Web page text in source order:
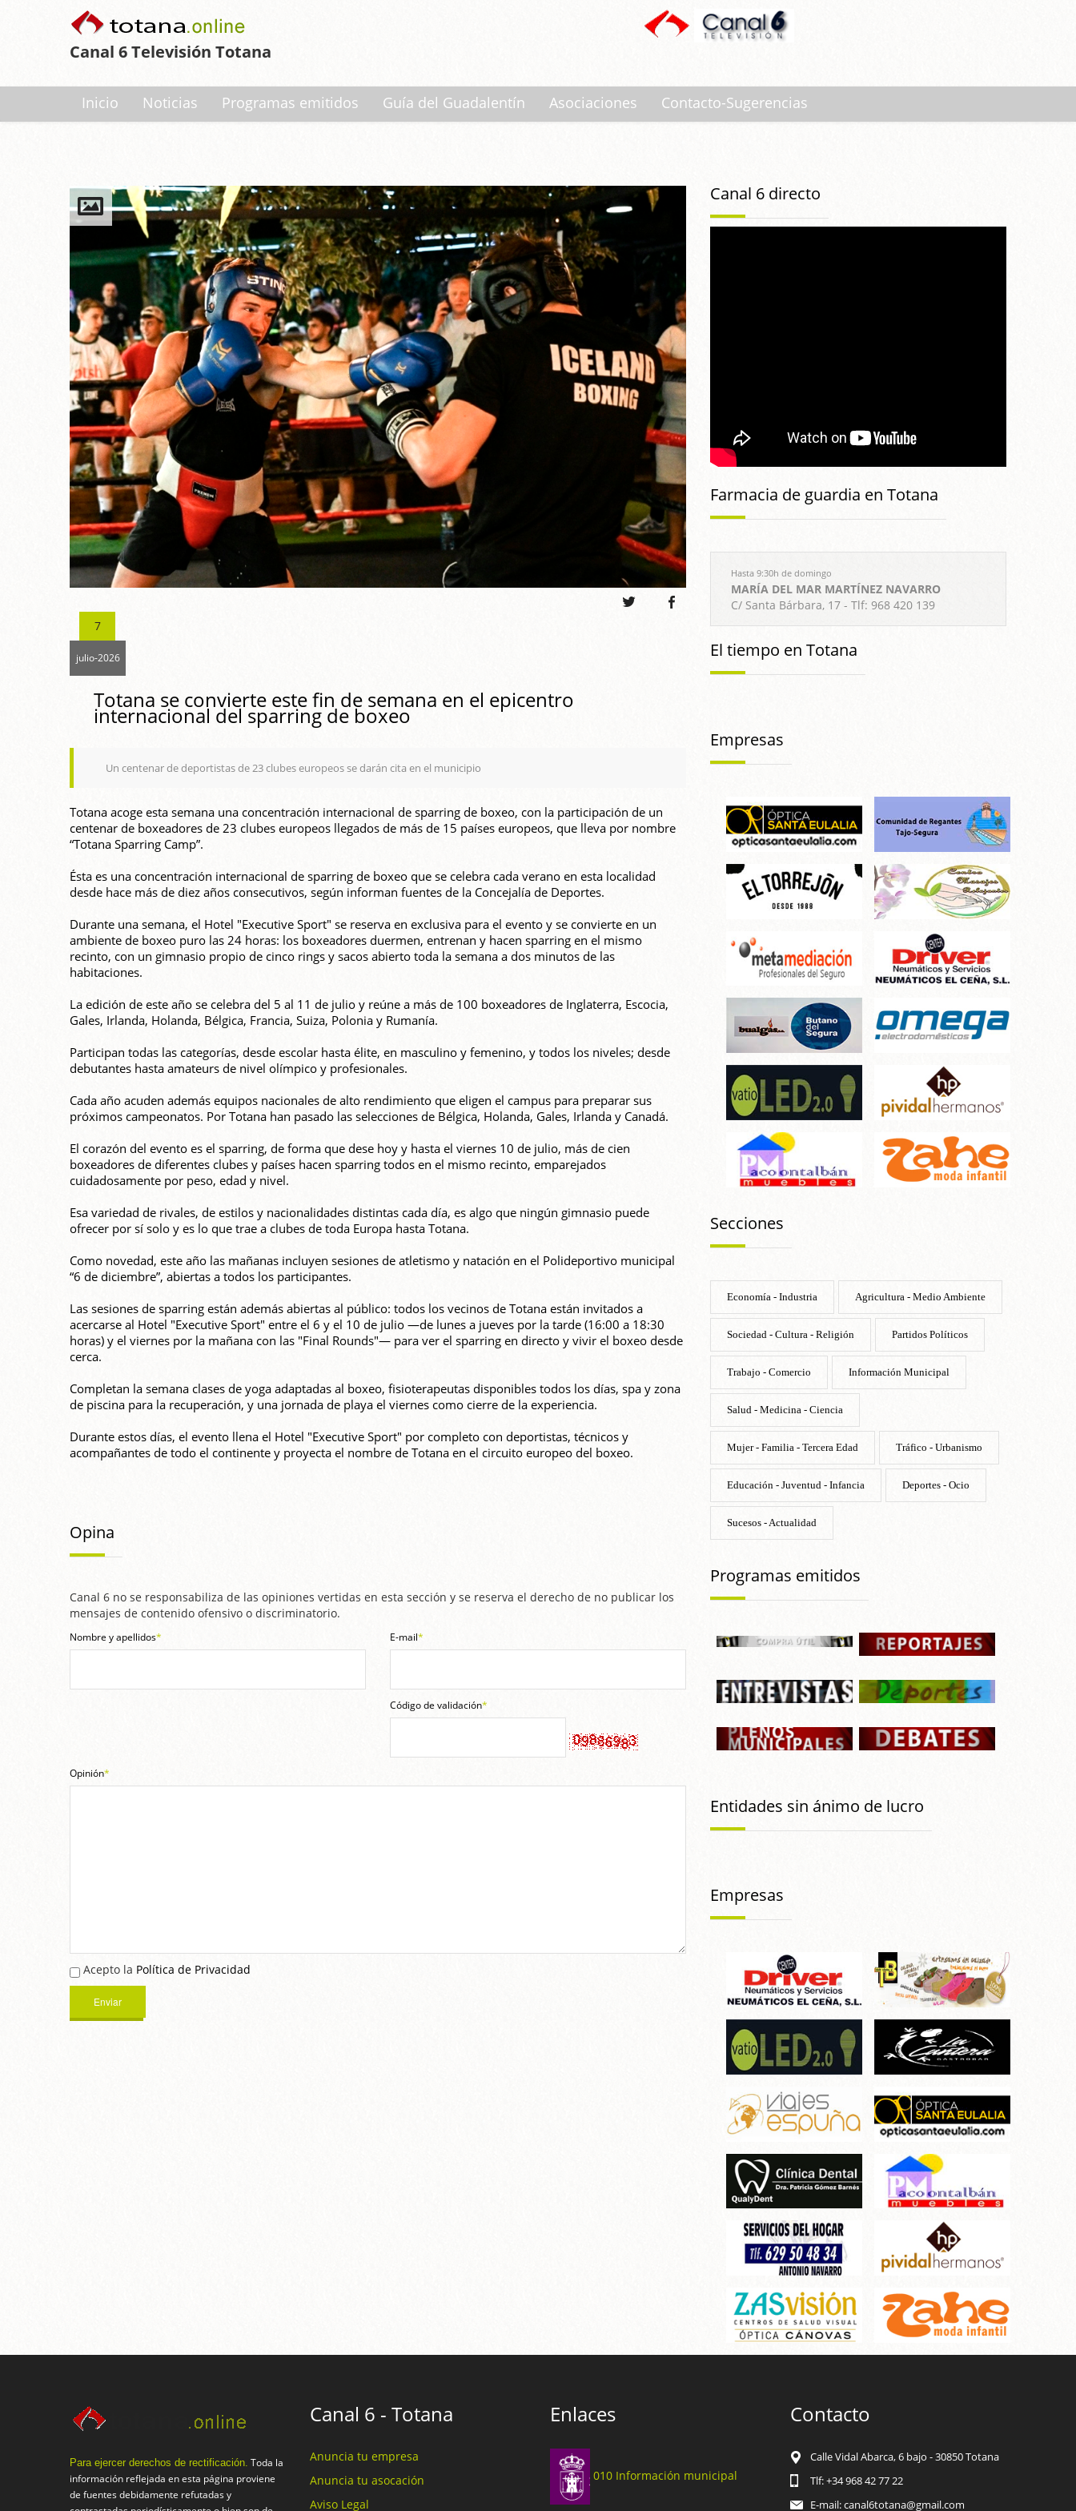
Canal 6 Televisión Totana
Inicio Noticias Programas emitidos Guía del Guadalentín Asociaciones Contacto-Sugerencias
7
julio-2026
Totana se convierte este fin de semana en el epicentro
internacional del sparring de boxeo
Un centenar de deportistas de 23 clubes europeos se darán cita en el municipio
Totana acoge esta semana una concentración internacional de sparring de boxeo, con la participación de un
centenar de boxeadores de 23 clubes europeos llegados de más de 15 países europeos, que lleva por nombre
“Totana Sparring Camp”.
Ésta es una concentración internacional de sparring de boxeo que se celebra cada verano en esta localidad
desde hace más de diez años consecutivos, según informan fuentes de la Concejalía de Deportes.
Durante una semana, el Hotel "Executive Sport" se reserva en exclusiva para el evento y se convierte en un
ambiente de boxeo puro las 24 horas: los boxeadores duermen, entrenan y hacen sparring en el mismo
recinto, con un gimnasio propio de cinco rings y sacos abierto toda la semana a dos minutos de las
habitaciones.
La edición de este año se celebra del 5 al 11 de julio y reúne a más de 100 boxeadores de Inglaterra, Escocia,
Gales, Irlanda, Holanda, Bélgica, Francia, Suiza, Polonia y Rumanía.
Participan todas las categorías, desde escolar hasta élite, en masculino y femenino, y todos los niveles; desde
debutantes hasta amateurs de nivel olímpico y profesionales.
Cada año acuden además equipos nacionales de alto rendimiento que eligen el campus para preparar sus
próximos campeonatos. Por Totana han pasado las selecciones de Bélgica, Holanda, Gales, Irlanda y Canadá.
El corazón del evento es el sparring, de forma que dese hoy y hasta el viernes 10 de julio, más de cien
boxeadores de diferentes clubes y países hacen sparring todos en el mismo recinto, emparejados
cuidadosamente por peso, edad y nivel.
Esa variedad de rivales, de estilos y nacionalidades distintas cada día, es algo que ningún gimnasio puede
ofrecer por sí solo y es lo que trae a clubes de toda Europa hasta Totana.
Como novedad, este año las mañanas incluyen sesiones de atletismo y natación en el Polideportivo municipal
“6 de diciembre”, abiertas a todos los participantes.
Las sesiones de sparring están además abiertas al público: todos los vecinos de Totana están invitados a
acercarse al Hotel "Executive Sport" entre el 6 y el 10 de julio —de lunes a jueves por la tarde (16:00 a 18:30
horas) y el viernes por la mañana con las "Final Rounds"— para ver el sparring en directo y vivir el boxeo desde
cerca.
Completan la semana clases de yoga adaptadas al boxeo, fisioterapeutas disponibles todos los días, spa y zona
de piscina para la recuperación, y una jornada de playa el viernes como cierre de la experiencia.
Durante estos días, el evento llena el Hotel "Executive Sport" por completo con deportistas, técnicos y
acompañantes de todo el continente y proyecta el nombre de Totana en el circuito europeo del boxeo.
Opina
Canal 6 no se responsabiliza de las opiniones vertidas en esta sección y se reserva el derecho de no publicar los
mensajes de contenido ofensivo o discriminatorio.
Nombre y apellidos* E-mail*
Código de validación*
Opinión*
Acepto la Política de Privacidad
Canal 6 directo
Farmacia de guardia en Totana
Hasta 9:30h de domingo
MARÍA DEL MAR MARTÍNEZ NAVARRO
C/ Santa Bárbara, 17 - Tlf: 968 420 139
El tiempo en Totana
Empresas
Secciones
Economía - Industria Agricultura - Medio Ambiente
Sociedad - Cultura - Religión Partidos Políticos
Trabajo - Comercio Información Municipal
Salud - Medicina - Ciencia
Mujer - Familia - Tercera Edad Tráfico - Urbanismo
Educación - Juventud - Infancia Deportes - Ocio
Sucesos - Actualidad
Programas emitidos
Entidades sin ánimo de lucro
Empresas
Para ejercer derechos de rectificación. Toda la
información reflejada en esta página proviene
de fuentes debidamente refutadas y
Canal 6 - Totana
Anuncia tu empresa
Anuncia tu asocación
Aviso Legal
Enlaces
010 Información municipal
Contacto
Calle Vidal Abarca, 6 bajo - 30850 Totana
Tlf: +34 968 42 77 22
E-mail: canal6totana@gmail.com